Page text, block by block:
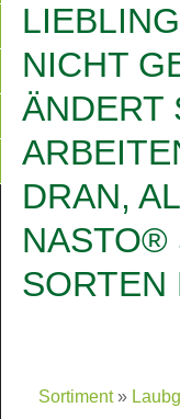
NICHT
ÄNDERT
DRAN,
NASTO®
SORTEN
Sortiment